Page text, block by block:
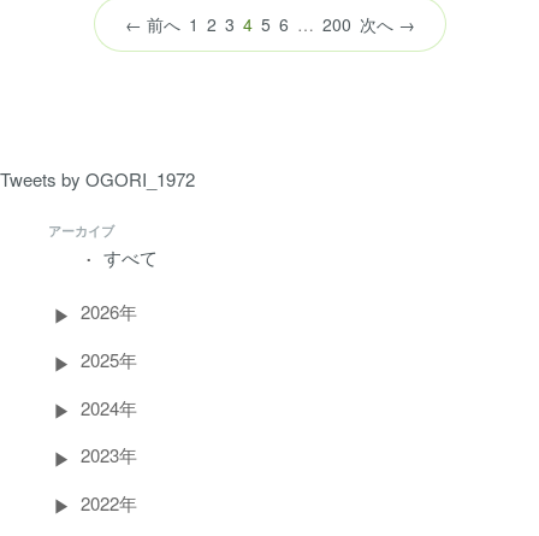
Tweets by OGORI_1972
アーカイブ
すべて
2026年
2025年
2024年
2023年
2022年
← 前へ 1 2 3 4（こ
の
5 6 … 200 次へ →